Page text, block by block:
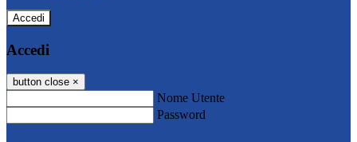
Accedi
Accedi
button close ×
Nome Utente
Password